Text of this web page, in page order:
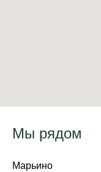
Мы рядом
Марьино